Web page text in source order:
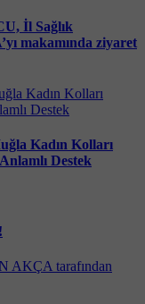
İl Sağlık
makamında ziyaret
Kadın Kolları
Destek